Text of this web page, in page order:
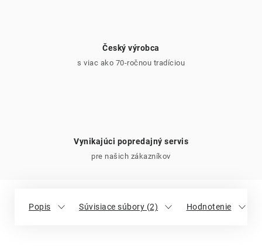
Český výrobca
s viac ako 70-ročnou tradíciou
Vynikajúci popredajný servis
pre našich zákazníkov
Popis Súvisiace súbory (2) Hodnotenie